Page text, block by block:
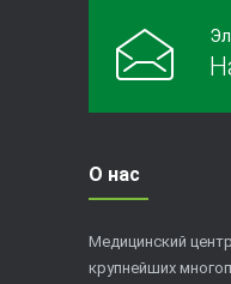
О нас
Медицинский
крупнейших